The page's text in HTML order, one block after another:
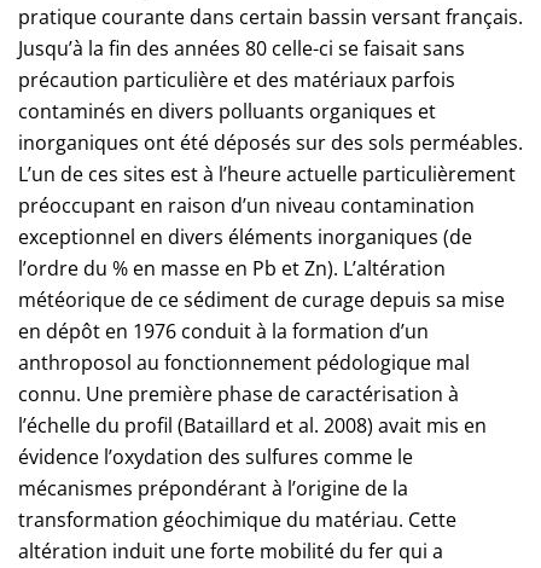
pratique courante dans certain bassin versant français.
Jusqu’à la fin des années 80 celle-ci se faisait sans
précaution particulière et des matériaux parfois
contaminés en divers polluants organiques et
inorganiques ont été déposés sur des sols perméables.
L’un de ces sites est à l’heure actuelle particulièrement
préoccupant en raison d’un niveau contamination
exceptionnel en divers éléments inorganiques (de
l’ordre du % en masse en Pb et Zn). L’altération
météorique de ce sédiment de curage depuis sa mise
en dépôt en 1976 conduit à la formation d’un
anthroposol au fonctionnement pédologique mal
connu. Une première phase de caractérisation à
l’échelle du profil (Bataillard et al. 2008) avait mis en
évidence l’oxydation des sulfures comme le
mécanismes prépondérant à l’origine de la
transformation géochimique du matériau. Cette
altération induit une forte mobilité du fer qui a